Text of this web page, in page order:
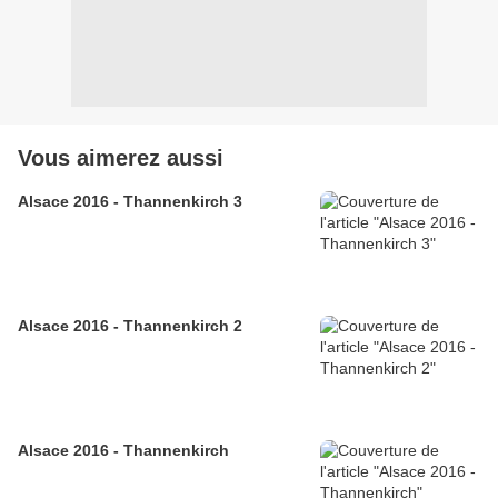
Vous aimerez aussi
Alsace 2016 - Thannenkirch 3
Alsace 2016 - Thannenkirch 2
Alsace 2016 - Thannenkirch